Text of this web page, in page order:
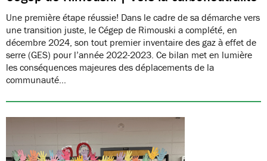
Une première étape réussie! Dans le cadre de sa démarche vers
une transition juste, le Cégep de Rimouski a complété, en
décembre 2024, son tout premier inventaire des gaz à effet de
serre (GES) pour l’année 2022-2023. Ce bilan met en lumière
les conséquences majeures des déplacements de la
communauté…